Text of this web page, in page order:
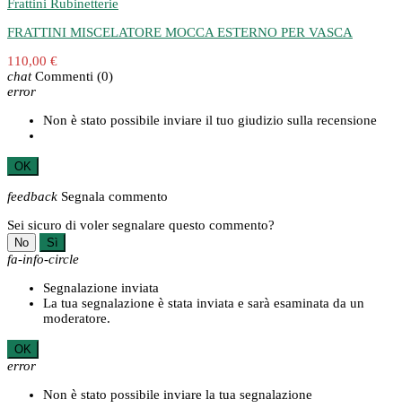
FRATTINI MISCELATORE MOCCA ESTERNO PER VASCA
110,00 €
chat Commenti (0)
error
Non è stato possibile inviare il tuo giudizio sulla recensione
OK
feedback Segnala commento
Sei sicuro di voler segnalare questo commento?
No Sì
fa-info-circle
Segnalazione inviata
La tua segnalazione è stata inviata e sarà esaminata da un
moderatore.
OK
error
Non è stato possibile inviare la tua segnalazione